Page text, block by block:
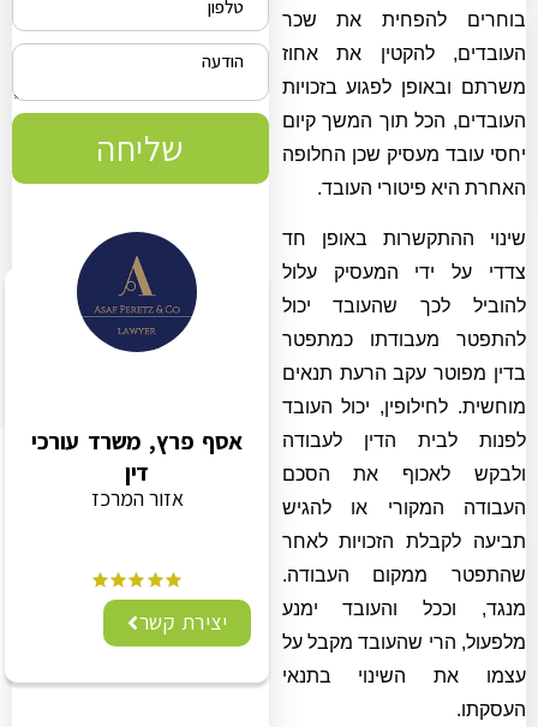
בוחרים להפחית את שכר
העובדים, להקטין את אחוז
משרתם ובאופן לפגוע בזכויות
העובדים, הכל תוך המשך קיום
יחסי עובד מעסיק שכן החלופה
האחרת היא פיטורי העובד.
שינוי ההתקשרות באופן חד
צדדי על ידי המעסיק עלול
להוביל לכך שהעובד יכול
להתפטר מעבודתו כמתפטר
בדין מפוטר עקב הרעת תנאים
מוחשית. לחילופין, יכול העובד
לפנות לבית הדין לעבודה
ולבקש לאכוף את הסכם
העבודה המקורי או להגיש
תביעה לקבלת הזכויות לאחר
שהתפטר ממקום העבודה.
מנגד, וככל והעובד ימנע
מלפעול, הרי שהעובד מקבל על
עצמו את השינוי בתנאי
העסקתו.
שליחה
אסף פרץ, משרד עורכי
דין
אזור המרכז
יצירת קשר